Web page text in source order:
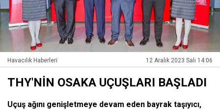
Havacılık Haberleri 12 Aralık 2023 Salı 14:06
THY'NİN OSAKA UÇUŞLARI BAŞLADI
Uçuş ağını genişletmeye devam eden bayrak taşıyıcı,